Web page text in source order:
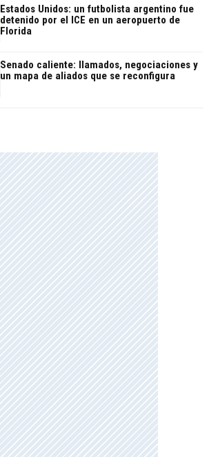
Estados Unidos: un futbolista argentino fue
detenido por el ICE en un aeropuerto de
Florida
Senado caliente: llamados, negociaciones y
un mapa de aliados que se reconfigura